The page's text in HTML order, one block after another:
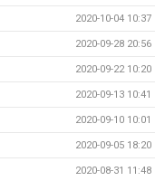
2020-10-04 10:37
2020-09-28 20:56
2020-09-22 10:20
2020-09-13 10:41
2020-09-10 10:01
2020-09-05 18:20
2020-08-31 11:48